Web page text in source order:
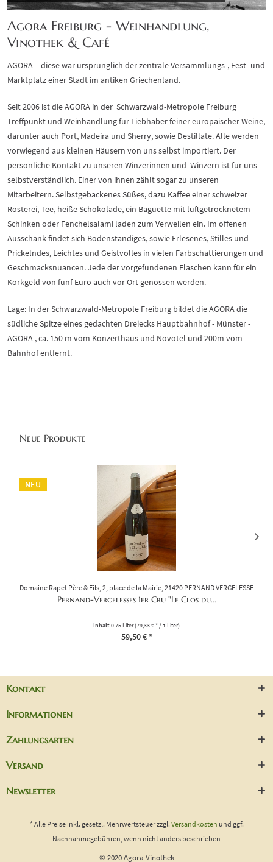
Agora Freiburg - Weinhandlung,
Vinothek & Café
AGORA – diese war ursprünglich der zentrale Versammlungs-, Fest- und
Marktplatz einer Stadt im antiken Griechenland.
Seit 2006 ist die AGORA in der Schwarzwald-Metropole Freiburg
Treffpunkt und Weinhandlung für Liebhaber feiner europäischer Weine,
darunter auch Port, Madeira und Sherry, sowie Destillate. Alle werden
vorwiegend aus kleinen Häusern von uns selbst importiert. Der
persönliche Kontakt zu unseren Winzerinnen und Winzern ist für uns
selbstverständlich. Einer von ihnen zählt sogar zu unseren
Mitarbeitern. Selbstgebackenes Süßes, dazu Kaffee einer schweizer
Rösterei, Tee, heiße Schokolade, ein Baguette mit luftgetrocknetem
Schinken oder Fenchelsalami laden zum Verweilen ein. Im offenen
Ausschank findet sich Bodenständiges, sowie Erlesenes, Stilles und
Prickelndes, Leichtes und Geistvolles in vielen Farbschattierungen und
Geschmacksnuancen. Jede der vorgefundenen Flaschen kann für ein
Korkgeld von fünf Euro auch vor Ort genossen werden.
Lage: In der Schwarzwald-Metropole Freiburg bildet die AGORA die
südliche Spitze eines gedachten Dreiecks Hauptbahnhof - Münster -
AGORA , ca. 150 m vom Konzerthaus und Novotel und 200m vom
Bahnhof entfernt.
Neue Produkte
NEU
Domaine Rapet Père & Fils, 2, place de la Mairie, 21420 PERNAND VERGELESSES,
Pernand-Vergelesses 1er Cru "Le Clos du...
Inhalt0.75 Liter(79,33 € * / 1 Liter)
59,50 € *
Kontakt
Informationen
Zahlungsarten
Versand
Newsletter
* Alle Preise inkl. gesetzl. Mehrwertsteuer zzgl. Versandkosten und ggf.
Nachnahmegebühren, wenn nicht anders beschrieben
© 2020 Agora Vinothek